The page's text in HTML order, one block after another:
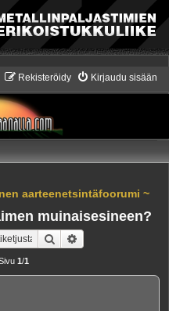
Kirjaudu sisään
Rekisteröidy
aarteenetsintäfoorumi ~
muinaisesineen?
Etsi
1/1